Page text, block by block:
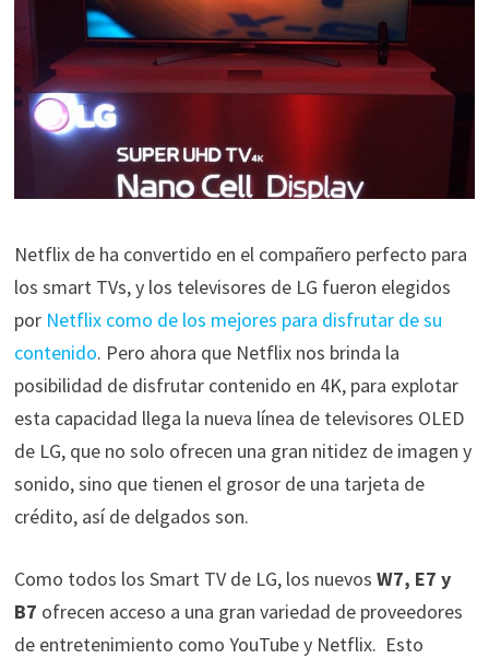
Netflix de ha convertido en el compañero perfecto para
los smart TVs, y los televisores de LG fueron elegidos
por Netflix como de los mejores para disfrutar de su
contenido. Pero ahora que Netflix nos brinda la
posibilidad de disfrutar contenido en 4K, para explotar
esta capacidad llega la nueva línea de televisores OLED
de LG, que no solo ofrecen una gran nitidez de imagen y
sonido, sino que tienen el grosor de una tarjeta de
crédito, así de delgados son.
Como todos los Smart TV de LG, los nuevos W7, E7 y
B7 ofrecen acceso a una gran variedad de proveedores
de entretenimiento como YouTube y Netflix. Esto